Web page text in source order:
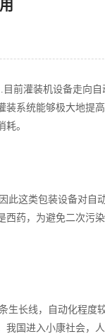
前灌装机设备走向自
系统能够极大地提
。
这类包装设备对自
药，为避免二次污
长线，自动化程度
国进入小康社会，